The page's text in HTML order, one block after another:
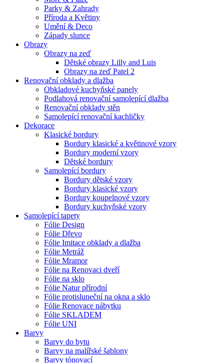
Parky & Zahrady
Příroda a Květiny
Umění & Deco
Západy slunce
Obrazy
Obrazy na zeď
Dětské obrazy Lilly and Luis
Obrazy na zeď Patel 2
Renovační obklady a dlažba
Obkladové kuchyňské panely
Podlahová renovační samolepící dlažba
Renovační obklady stěn
Samolepící renovační kachličky
Dekorace
Klasické bordury
Bordury klasické a květinové vzory
Bordury moderní vzory
Dětské bordury
Samolepící bordury
Bordury dětské vzory
Bordury klasické vzory
Bordury koupelnové vzory
Bordury kuchyňské vzory
Samolepící tapety
Fólie Design
Fólie Dřevo
Fólie Imitace obklady a dlažba
Fólie Metráž
Fólie Mramor
Fólie na Renovaci dveří
Fólie na sklo
Fólie Natur přírodní
Fólie protisluneční na okna a sklo
Fólie Renovace nábytku
Fólie SKLADEM
Fólie UNI
Barvy
Barvy do bytu
Barvy na malířské šablony
Barvy tónovací